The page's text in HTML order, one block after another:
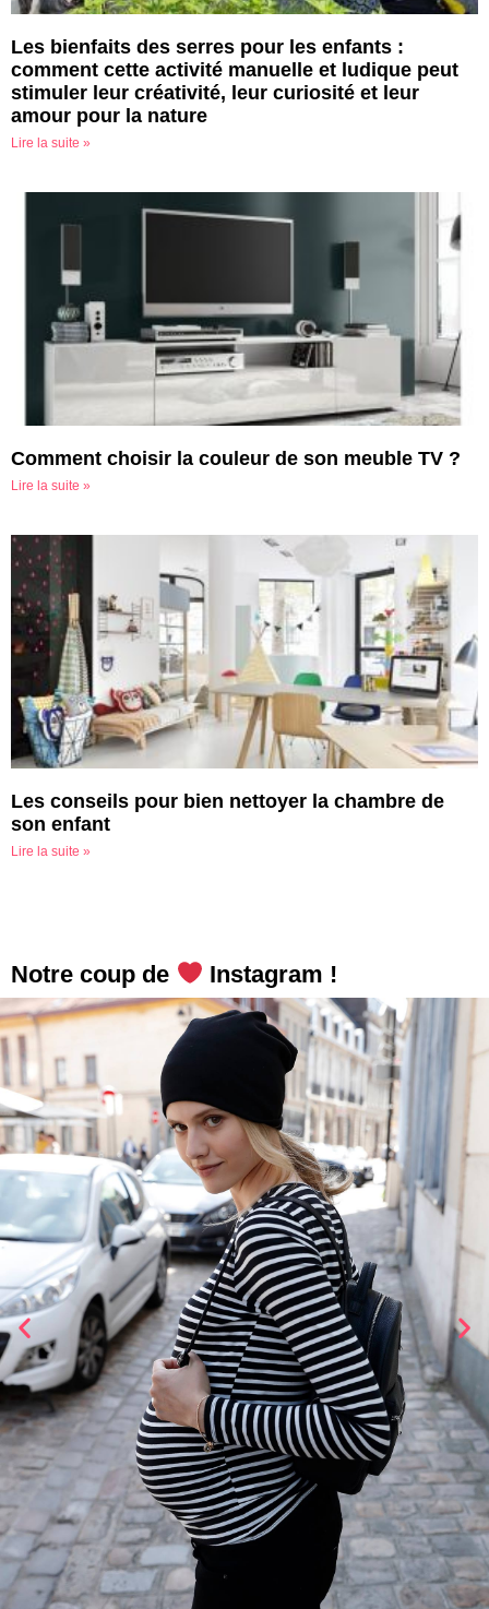
Les bienfaits des serres pour les enfants :
comment cette activité manuelle et ludique peut
stimuler leur créativité, leur curiosité et leur
amour pour la nature
Lire la suite »
Comment choisir la couleur de son meuble TV ?
Lire la suite »
Les conseils pour bien nettoyer la chambre de
son enfant
Lire la suite »
Notre coup de Instagram !